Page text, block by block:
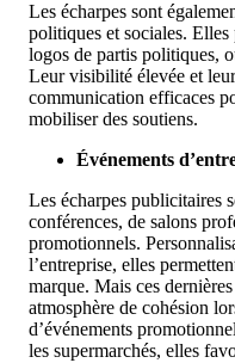
Les écharpes sont
politiques et sociales. Elles
logos de partis politiques,
Leur visibilité élevée et
communication efficaces
mobiliser des soutiens.
Événements
Les écharpes publicitaires
conférences, de salons
promotionnels.
l’entreprise, elles
marque. Mais ces
atmosphère de cohésion
d’événements
les supermarchés, elles